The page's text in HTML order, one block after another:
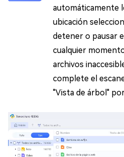
automáticamente
ubicación
detener o pausar
cualquier
archivos
complete el
"Vista de árbol"